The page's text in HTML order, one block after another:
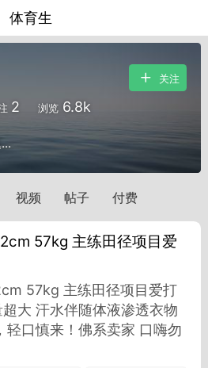
体育生
大二女生囡囡
2 浏览 6.8k
关注
视频 帖子 付费
57kg 主练田径项目爱
57kg 主练田径项目爱打
大 汗水伴随体液渗透衣物
轻口慎来！佛系卖家 口嗨勿